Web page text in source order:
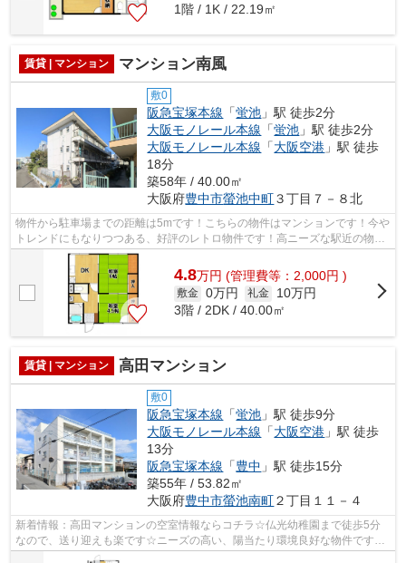
1階 / 1K / 22.19㎡
賃貸 | マンション マンション南風
敷0
阪急宝塚本線 「蛍池 」駅 徒歩2分
大阪モノレール本線 「蛍池 」駅 徒歩2分
大阪モノレール本線 「大阪空港 」駅 徒歩
18分
築58年 / 40.00㎡
大阪府豊中市螢池中町３丁目７－８北
物件から駐車場までの距離は5mです！こちらの物件はマンションです！今や
トレンドにもなりつつある、好評のレトロ物件です！高ニーズな駅近の物件
で、徒歩2分で駅に行くことができます...
4.8万円 (管理費等：2,000円 )
敷金 0万円 礼金
10万円
3階 / 2DK / 40.00㎡
賃貸 | マンション 高田マンション
敷0
阪急宝塚本線 「蛍池 」駅 徒歩9分
大阪モノレール本線 「大阪空港 」駅 徒歩
13分
阪急宝塚本線 「豊中 」駅 徒歩15分
築55年 / 53.82㎡
大阪府豊中市螢池南町２丁目１１－４
新着情報：高田マンションの空室情報ならコチラ☆仏光幼稚園まで徒歩5分
なので、送り迎えも楽です☆ニーズの高い、陽当たり環境良好な物件です☆
ついついお洗濯したくなっちゃいますよ☆こ...